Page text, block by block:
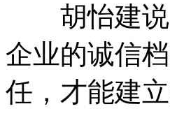
胡怡建说
企业的诚信
任，才能建